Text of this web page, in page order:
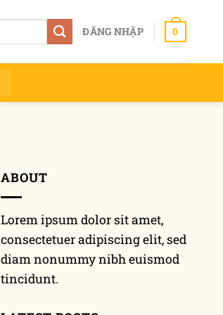
ĐĂNG NHẬP 0
ABOUT
Lorem ipsum dolor sit amet,
consectetuer adipiscing elit, sed
diam nonummy nibh euismod
tincidunt.